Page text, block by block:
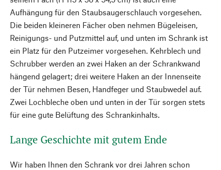
Aufhängung für den Staubsaugerschlauch vorgesehen.
Die beiden kleineren Fächer oben nehmen Bügeleisen,
Reinigungs- und Putzmittel auf, und unten im Schrank ist
ein Platz für den Putzeimer vorgesehen. Kehrblech und
Schrubber werden an zwei Haken an der Schrankwand
hängend gelagert; drei weitere Haken an der Innenseite
der Tür nehmen Besen, Handfeger und Staubwedel auf.
Zwei Lochbleche oben und unten in der Tür sorgen stets
für eine gute Belüftung des Schrankinhalts.
Lange Geschichte mit gutem Ende
Wir haben Ihnen den Schrank vor drei Jahren schon